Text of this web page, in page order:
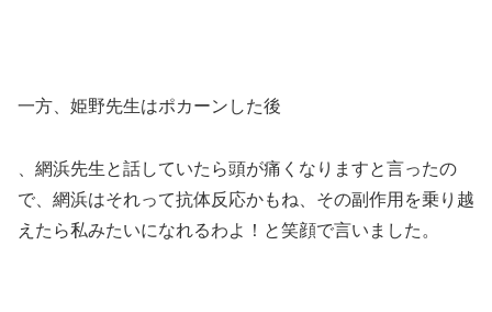
一方、姫野先生はポカーンした後
、網浜先生と話していたら頭が痛くなりますと言ったの
で、網浜はそれって抗体反応かもね、その副作用を乗り越
えたら私みたいになれるわよ！と笑顔で言いました。